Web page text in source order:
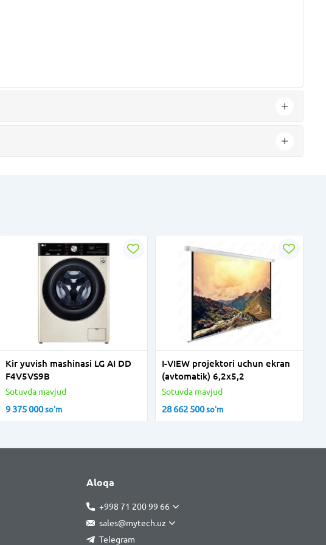
Kir yuvish mashinasi LG AI DD
F4V5VS9B
Sotuvda mavjud
9 375 000so'm
I-VIEW projektori uchun ekran
(avtomatik) 6,2x5,2
Sotuvda mavjud
28 662 500so'm
Aloqa
+998 71 200 99 66
sales@mytech.uz
Telegram